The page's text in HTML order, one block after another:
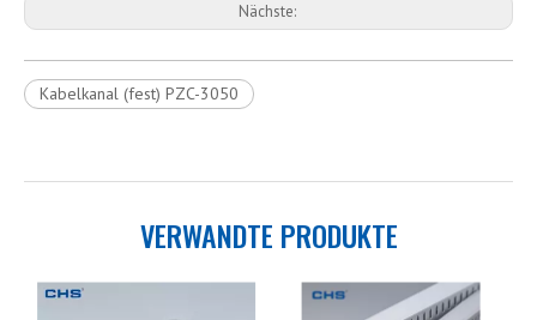
Nächste:
Kabelkanal (fest) PZC-3050
VERWANDTE PRODUKTE